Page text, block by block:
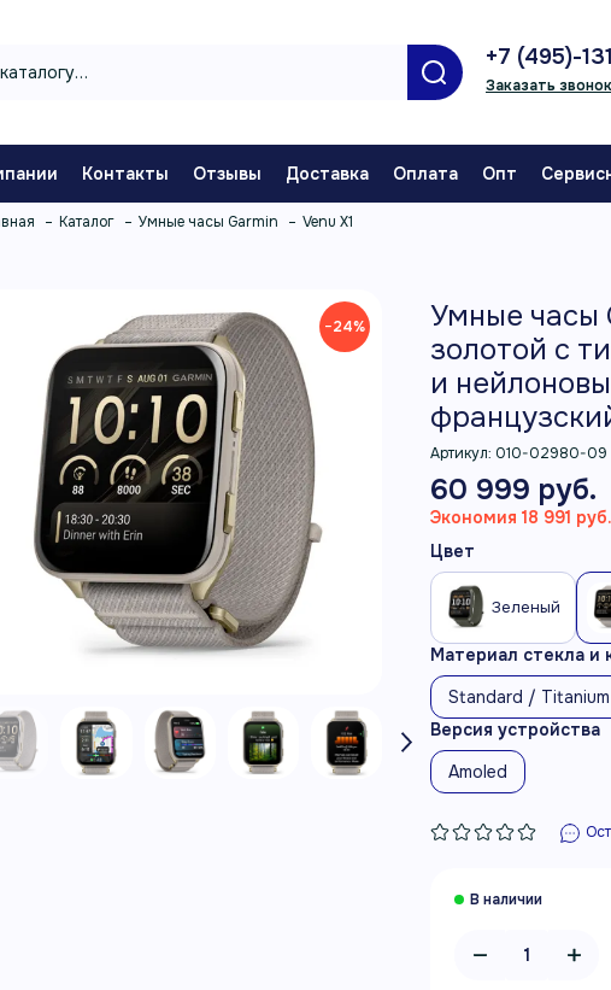
+7 (495)-
Заказать звонок
Контакты Отзывы Доставка Оплата Опт
Каталог Умные часы Garmin Venu X1
−24%
Умные часы
золотой с
и
Артикул: 010-02980-09
60 999 руб.
Экономия 18 991 руб.
Цвет
Зеленый
Материал стекла и
Standard / Titanium
Версия устройства
Amoled